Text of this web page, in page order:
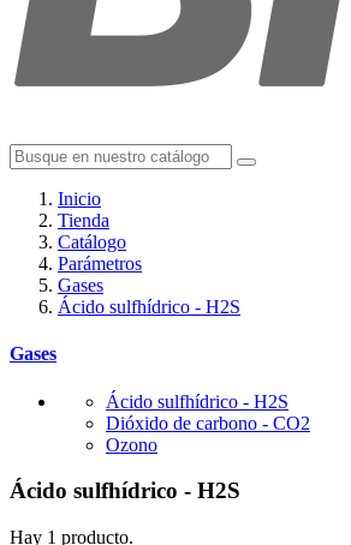
Inicio
Tienda
Catálogo
Parámetros
Gases
Ácido sulfhídrico - H2S
Gases
Ácido sulfhídrico - H2S
Dióxido de carbono - CO2
Ozono
Ácido sulfhídrico - H2S
Hay 1 producto.